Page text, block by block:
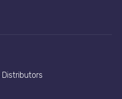
Distributors